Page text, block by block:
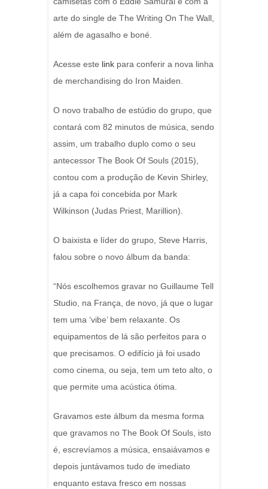
arte do single de The Writing On The Wall,
além de agasalho e boné.
Acesse este link para conferir a nova linha
de merchandising do Iron Maiden.
O novo trabalho de estúdio do grupo, que
contará com 82 minutos de música, sendo
assim, um trabalho duplo como o seu
antecessor The Book Of Souls (2015),
contou com a produção de Kevin Shirley,
já a capa foi concebida por Mark
Wilkinson (Judas Priest, Marillion).
O baixista e líder do grupo, Steve Harris,
falou sobre o novo álbum da banda:
“Nós escolhemos gravar no Guillaume Tell
Studio, na França, de novo, já que o lugar
tem uma ‘vibe’ bem relaxante. Os
equipamentos de lá são perfeitos para o
que precisamos. O edifício já foi usado
como cinema, ou seja, tem um teto alto, o
que permite uma acústica ótima.
Gravamos este álbum da mesma forma
que gravamos no The Book Of Souls, isto
é, escrevíamos a música, ensaiávamos e
depois juntávamos tudo de imediato
enquanto estava fresco em nossas